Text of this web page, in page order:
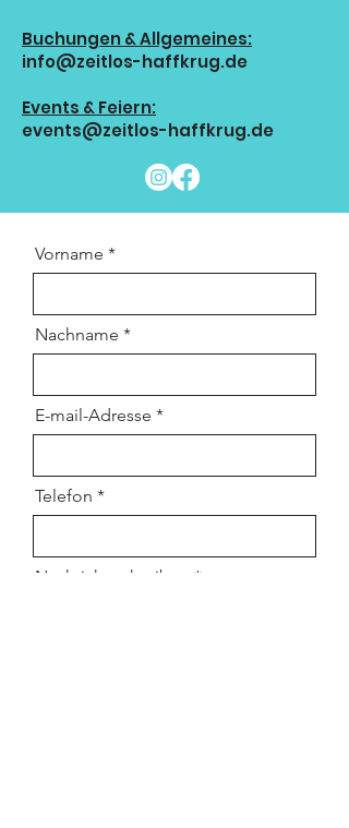
Buchungen & Allgemeines:
info@zeitlos-haffkrug.de
Events & Feiern:
events@zeitlos-haffkrug.de
Vorname
Nachname
E-mail-Adresse
Telefon
Nachricht schreiben